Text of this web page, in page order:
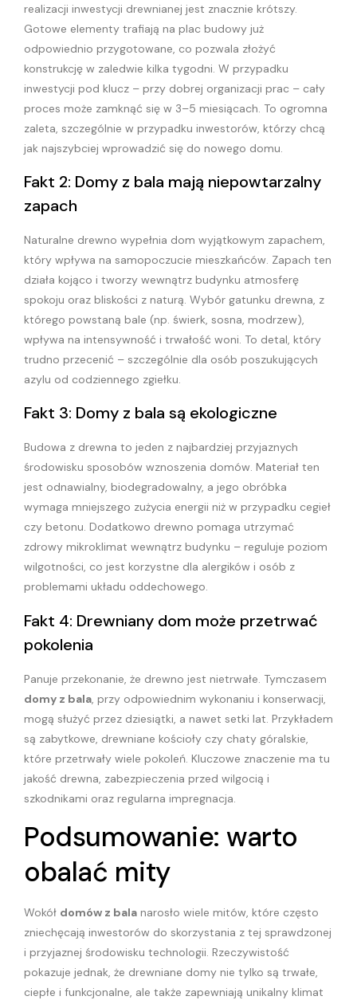
realizacji inwestycji drewnianej jest znacznie krótszy.
Gotowe elementy trafiają na plac budowy już
odpowiednio przygotowane, co pozwala złożyć
konstrukcję w zaledwie kilka tygodni. W przypadku
inwestycji pod klucz – przy dobrej organizacji prac – cały
proces może zamknąć się w 3–5 miesiącach. To ogromna
zaleta, szczególnie w przypadku inwestorów, którzy chcą
jak najszybciej wprowadzić się do nowego domu.
Fakt 2: Domy z bala mają niepowtarzalny
zapach
Naturalne drewno wypełnia dom wyjątkowym zapachem,
który wpływa na samopoczucie mieszkańców. Zapach ten
działa kojąco i tworzy wewnątrz budynku atmosferę
spokoju oraz bliskości z naturą. Wybór gatunku drewna, z
którego powstaną bale (np. świerk, sosna, modrzew),
wpływa na intensywność i trwałość woni. To detal, który
trudno przecenić – szczególnie dla osób poszukujących
azylu od codziennego zgiełku.
Fakt 3: Domy z bala są ekologiczne
Budowa z drewna to jeden z najbardziej przyjaznych
środowisku sposobów wznoszenia domów. Materiał ten
jest odnawialny, biodegradowalny, a jego obróbka
wymaga mniejszego zużycia energii niż w przypadku cegieł
czy betonu. Dodatkowo drewno pomaga utrzymać
zdrowy mikroklimat wewnątrz budynku – reguluje poziom
wilgotności, co jest korzystne dla alergików i osób z
problemami układu oddechowego.
Fakt 4: Drewniany dom może przetrwać
pokolenia
Panuje przekonanie, że drewno jest nietrwałe. Tymczasem
domy z bala, przy odpowiednim wykonaniu i konserwacji,
mogą służyć przez dziesiątki, a nawet setki lat. Przykładem
są zabytkowe, drewniane kościoły czy chaty góralskie,
które przetrwały wiele pokoleń. Kluczowe znaczenie ma tu
jakość drewna, zabezpieczenia przed wilgocią i
szkodnikami oraz regularna impregnacja.
Podsumowanie: warto
obalać mity
Wokół domów z bala narosło wiele mitów, które często
zniechęcają inwestorów do skorzystania z tej sprawdzonej
i przyjaznej środowisku technologii. Rzeczywistość
pokazuje jednak, że drewniane domy nie tylko są trwałe,
ciepłe i funkcjonalne, ale także zapewniają unikalny klimat